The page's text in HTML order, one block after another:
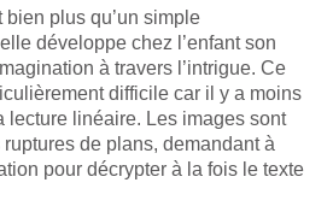
plus qu’un simple
développe chez l’enfant son
à travers l’intrigue. Ce
difficile car il y a moins
lecture linéaire. Les images sont
de plans, demandant à
pour décrypter à la fois le texte